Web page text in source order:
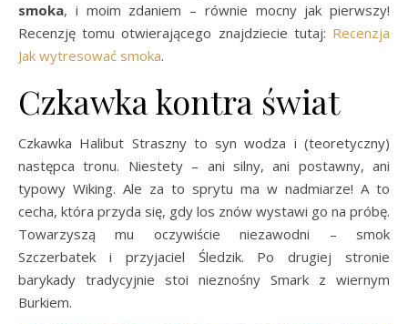
smoka, i moim zdaniem – równie mocny jak pierwszy!
Recenzję tomu otwierającego znajdziecie tutaj: Recenzja
Jak wytresować smoka.
Czkawka kontra świat
Czkawka Halibut Straszny to syn wodza i (teoretyczny)
następca tronu. Niestety – ani silny, ani postawny, ani
typowy Wiking. Ale za to sprytu ma w nadmiarze! A to
cecha, która przyda się, gdy los znów wystawi go na próbę.
Towarzyszą mu oczywiście niezawodni – smok
Szczerbatek i przyjaciel Śledzik. Po drugiej stronie
barykady tradycyjnie stoi nieznośny Smark z wiernym
Burkiem.